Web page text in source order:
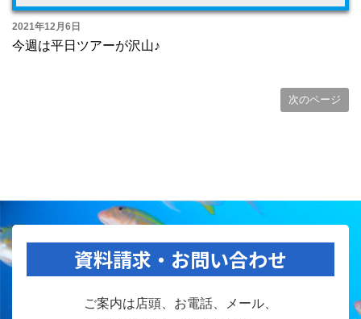
2021年12月6日
今週は平日ツアーが沢山♪
次のページ
資料請求・お問い合わせ
ご案内は店頭、お電話、メール、